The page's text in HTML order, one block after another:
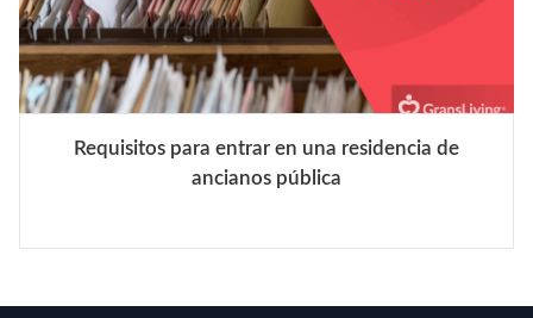
Requisitos para entrar en una residencia de
ancianos pública